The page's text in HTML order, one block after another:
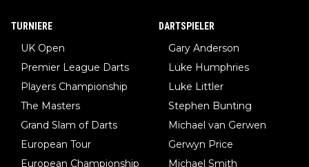
TURNIERE
UK Open
Premier League Darts
Players Championship
The Masters
Grand Slam of Darts
European Tour
European Championship
DARTSPIELER
Gary Anderson
Luke Humphries
Luke Littler
Stephen Bunting
Michael van Gerwen
Gerwyn Price
Michael Smith